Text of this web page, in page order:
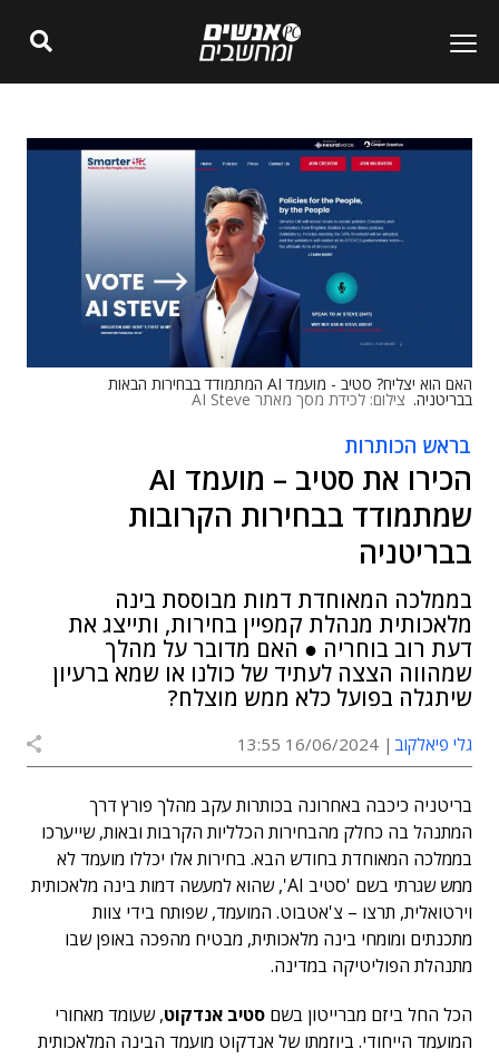
האם הוא יצליח? סטיב - מועמד AI המתמודד בבחירות הבאות
בבריטניה. צילום: לכידת מסך מאתר AI Steve
בראש הכותרות
הכירו את סטיב – מועמד AI
שמתמודד בבחירות הקרובות
בבריטניה
בממלכה המאוחדת דמות מבוססת בינה
מלאכותית מנהלת קמפיין בחירות, ותייצג את
דעת רוב בוחריה ● האם מדובר על מהלך
שמהווה הצצה לעתיד של כולנו או שמא ברעיון
שיתגלה בפועל כלא ממש מוצלח?
גלי פיאלקוב 16/06/2024 13:55
בריטניה כיכבה באחרונה בכותרות עקב מהלך פורץ דרך
המתנהל בה כחלק מהבחירות הכלליות הקרבות ובאות, שייערכו
בממלכה המאוחדת בחודש הבא. בחירות אלו יכללו מועמד לא
ממש שגרתי בשם 'סטיב AI', שהוא למעשה דמות בינה מלאכותית
וירטואלית, תרצו – צ'אטבוט. המועמד, שפותח בידי צוות
מתכנתים ומומחי בינה מלאכותית, מבטיח מהפכה באופן שבו
מתנהלת הפוליטיקה במדינה.
הכל החל ביזם מברייטון בשם סטיב אנדקוט, שעומד מאחורי
המועמד הייחודי. ביוזמתו של אנדקוט מועמד הבינה המלאכותית